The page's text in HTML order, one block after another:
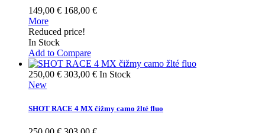
149,00 € 168,00 €
More
Reduced price!
In Stock
Add to Compare
250,00 € 303,00 € In Stock
New
SHOT RACE 4 MX čižmy camo žlté fluo